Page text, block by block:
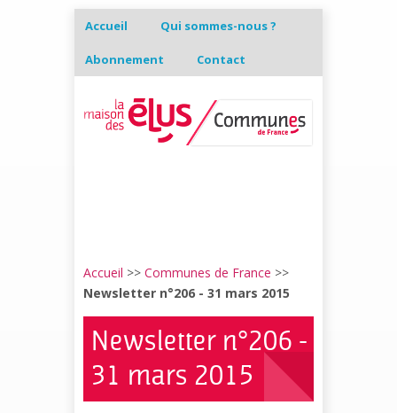
Accueil Qui sommes-nous ?
Abonnement Contact
Accueil >> Communes de France >>
Newsletter n°206 - 31 mars 2015
Newsletter n°206 -
31 mars 2015